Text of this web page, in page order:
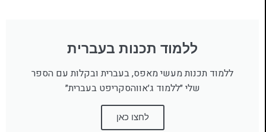
ללמוד תכנות בעברית
ללמוד תכנות מעשי מאפס, בעברית ובקלות עם הספר
שלי ״ללמוד ג׳אווהסקריפט בעברית״
לחצו כאן